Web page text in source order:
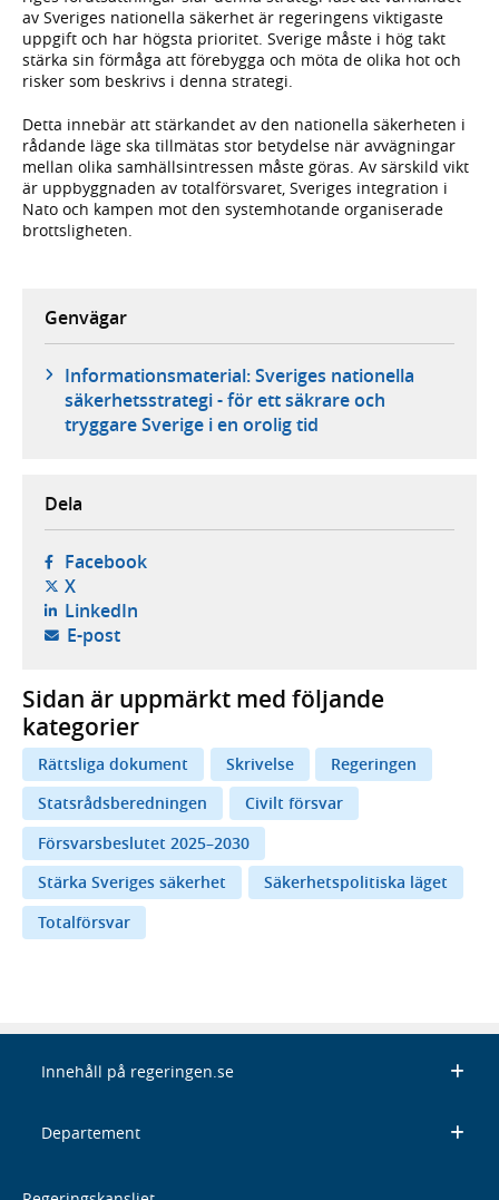
av Sveriges nationella säkerhet är regeringens viktigaste
uppgift och har högsta prioritet. Sverige måste i hög takt
stärka sin förmåga att förebygga och möta de olika hot och
risker som beskrivs i denna strategi.
Detta innebär att stärkandet av den nationella säkerheten i
rådande läge ska tillmätas stor betydelse när avvägningar
mellan olika samhällsintressen måste göras. Av särskild vikt
är uppbyggnaden av totalförsvaret, Sveriges integration i
Nato och kampen mot den systemhotande organiserade
brottsligheten.
Genvägar
Informationsmaterial: Sveriges nationella
säkerhetsstrategi - för ett säkrare och
tryggare Sverige i en orolig tid
Dela
Facebook- öppnas i ny flik, extern webbplats,
X- öppnas i ny flik, extern webbplats,
LinkedIn- öppnas i ny flik, extern webbplats,
E-post- öppnar din e-postklient,
Sidan är uppmärkt med följande
kategorier
Rättsliga dokument Skrivelse
Regeringen
Statsrådsberedningen
Civilt försvar
Försvarsbeslutet 2025–2030
Stärka Sveriges säkerhet
Säkerhetspolitiska läget
Totalförsvar
Innehåll på regeringen.se
Departement